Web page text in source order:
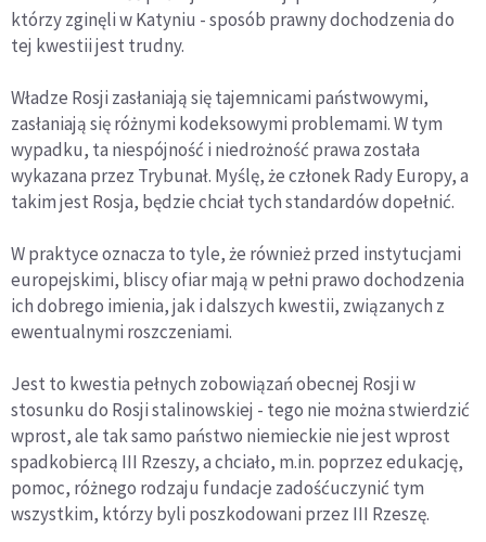
którzy zginęli w Katyniu - sposób prawny dochodzenia do
tej kwestii jest trudny.
Władze Rosji zasłaniają się tajemnicami państwowymi,
zasłaniają się różnymi kodeksowymi problemami. W tym
wypadku, ta niespójność i niedrożność prawa została
wykazana przez Trybunał. Myślę, że członek Rady Europy, a
takim jest Rosja, będzie chciał tych standardów dopełnić.
W praktyce oznacza to tyle, że również przed instytucjami
europejskimi, bliscy ofiar mają w pełni prawo dochodzenia
ich dobrego imienia, jak i dalszych kwestii, związanych z
ewentualnymi roszczeniami.
Jest to kwestia pełnych zobowiązań obecnej Rosji w
stosunku do Rosji stalinowskiej - tego nie można stwierdzić
wprost, ale tak samo państwo niemieckie nie jest wprost
spadkobiercą III Rzeszy, a chciało, m.in. poprzez edukację,
pomoc, różnego rodzaju fundacje zadośćuczynić tym
wszystkim, którzy byli poszkodowani przez III Rzeszę.